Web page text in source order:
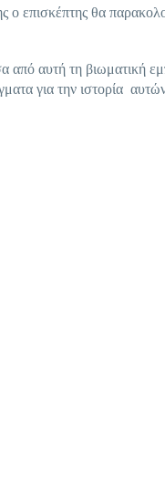
ο επισκέπτης θα
αυτή τη βιωματική
για την ιστορία